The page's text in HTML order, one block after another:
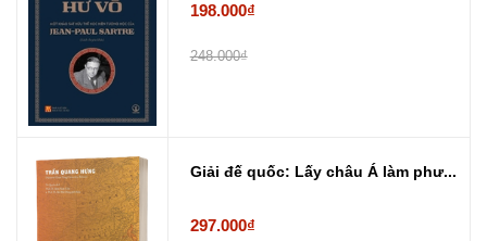
198.000₫
248.000₫
Giải đế quốc: Lấy châu Á làm phư...
297.000₫